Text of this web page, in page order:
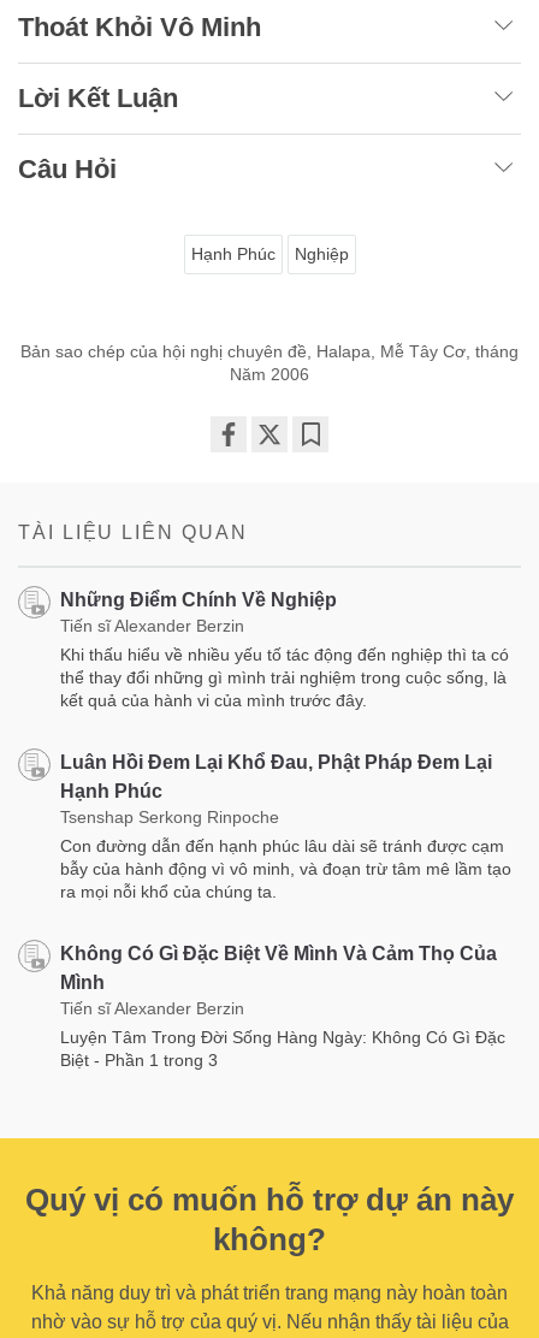
Thoát Khỏi Vô Minh
Lời Kết Luận
Câu Hỏi
Hạnh Phúc Nghiệp
Bản sao chép của hội nghị chuyên đề, Halapa, Mễ Tây Cơ, tháng
Năm 2006
TÀI LIỆU LIÊN QUAN
Những Điểm Chính Về Nghiệp
Tiến sĩ Alexander Berzin
Khi thấu hiểu về nhiều yếu tố tác động đến nghiệp thì ta có
thể thay đổi những gì mình trải nghiệm trong cuộc sống, là
kết quả của hành vi của mình trước đây.
Luân Hồi Đem Lại Khổ Đau, Phật Pháp Đem Lại
Hạnh Phúc
Tsenshap Serkong Rinpoche
Con đường dẫn đến hạnh phúc lâu dài sẽ tránh được cạm
bẫy của hành động vì vô minh, và đoạn trừ tâm mê lầm tạo
ra mọi nỗi khổ của chúng ta.
Không Có Gì Đặc Biệt Về Mình Và Cảm Thọ Của
Mình
Tiến sĩ Alexander Berzin
Luyện Tâm Trong Đời Sống Hàng Ngày: Không Có Gì Đặc
Biệt - Phần 1 trong 3
Quý vị có muốn hỗ trợ dự án này
không?
Khả năng duy trì và phát triển trang mạng này hoàn toàn
nhờ vào sự hỗ trợ của quý vị. Nếu nhận thấy tài liệu của